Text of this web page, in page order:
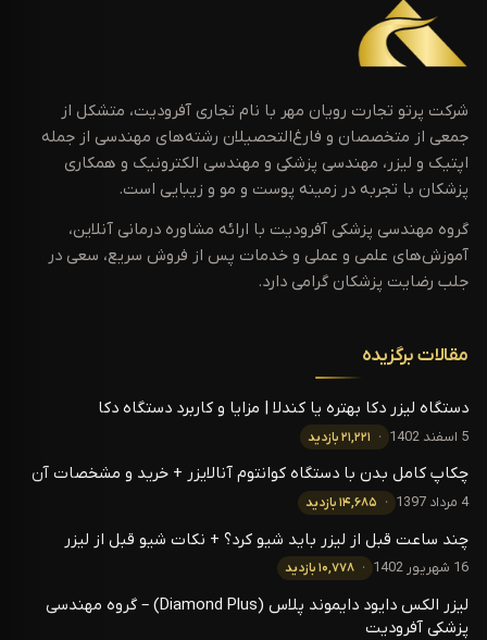
شرکت پرتو تجارت رویان مهر با نام تجاری آفرودیت، متشکل از
جمعی از متخصصان و فارغ‌التحصیلان رشته‌های مهندسی از جمله
اپتیک و لیزر، مهندسی پزشکی و مهندسی الکترونیک و همکاری
پزشکان با تجربه در زمینه پوست و مو و زیبایی است.
گروه مهندسی پزشکی آفرودیت با ارائه مشاوره درمانی آنلاین،
آموزش‌های علمی و عملی و خدمات پس از فروش سریع، سعی در
جلب رضایت پزشکان گرامی دارد.
مقالات برگزیده
دستگاه لیزر دکا بهتره یا کندلا | مزایا و کاربرد دستگاه دکا
5 اسفند 1402 ۲۱,۲۲۱ بازدید
چکاپ کامل بدن با دستگاه کوانتوم آنالایزر + خرید و مشخصات آن
4 مرداد 1397 ۱۴,۶۸۵ بازدید
چند ساعت قبل از لیزر باید شیو کرد؟ + نکات شیو قبل از لیزر
16 شهریور 1402 ۱۰,۷۷۸ بازدید
لیزر الکس دایود دایموند پلاس (Diamond Plus) – گروه مهندسی
پزشکی آفرودیت